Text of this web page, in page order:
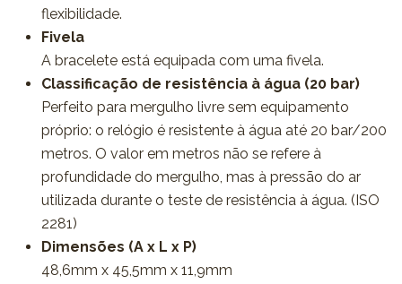
flexibilidade.
Fivela
A bracelete está equipada com uma fivela.
Classificação de resistência à água (20 bar)
Perfeito para mergulho livre sem equipamento
próprio: o relógio é resistente à água até 20 bar/200
metros. O valor em metros não se refere à
profundidade do mergulho, mas à pressão do ar
utilizada durante o teste de resistência à água. (ISO
2281)
Dimensões (A x L x P)
48,6mm x 45,5mm x 11,9mm